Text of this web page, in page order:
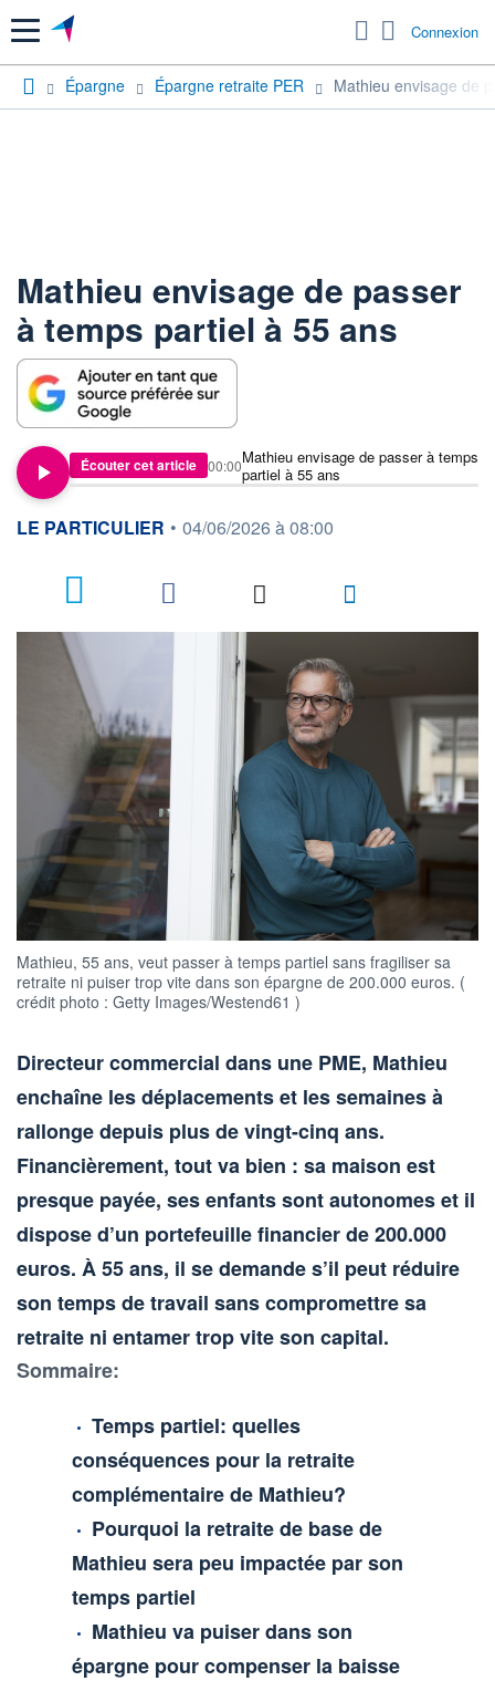
Menu Connexion
Épargne Épargne retraite PER Mathieu envisage de
Mathieu envisage de passer
à temps partiel à 55 ans
Écouter cet article
Mathieu envisage de passer à temps
partiel à 55 ans
00:00
information fournie par
LE PARTICULIER • 04/06/2026 à 08:00
Mathieu, 55 ans, veut passer à temps partiel sans fragiliser sa
retraite ni puiser trop vite dans son épargne de 200.000 euros. (
crédit photo : Getty Images/Westend61 )
Directeur commercial dans une PME, Mathieu
enchaîne les déplacements et les semaines à
rallonge depuis plus de vingt-cinq ans.
Financièrement, tout va bien : sa maison est
presque payée, ses enfants sont autonomes et il
dispose d’un portefeuille financier de 200.000
euros. À 55 ans, il se demande s’il peut réduire
son temps de travail sans compromettre sa
retraite ni entamer trop vite son capital.
Sommaire:
Temps partiel: quelles
conséquences pour la retraite
complémentaire de Mathieu?
Pourquoi la retraite de base de
Mathieu sera peu impactée par son
temps partiel
Mathieu va puiser dans son
épargne pour compenser la baisse